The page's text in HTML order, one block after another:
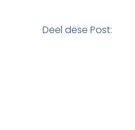
Deel dëse Post: